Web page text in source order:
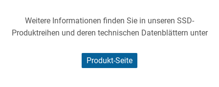
Weitere Informationen finden Sie in unseren SSD-
Produktreihen und deren technischen Datenblättern unter
Produkt-Seite